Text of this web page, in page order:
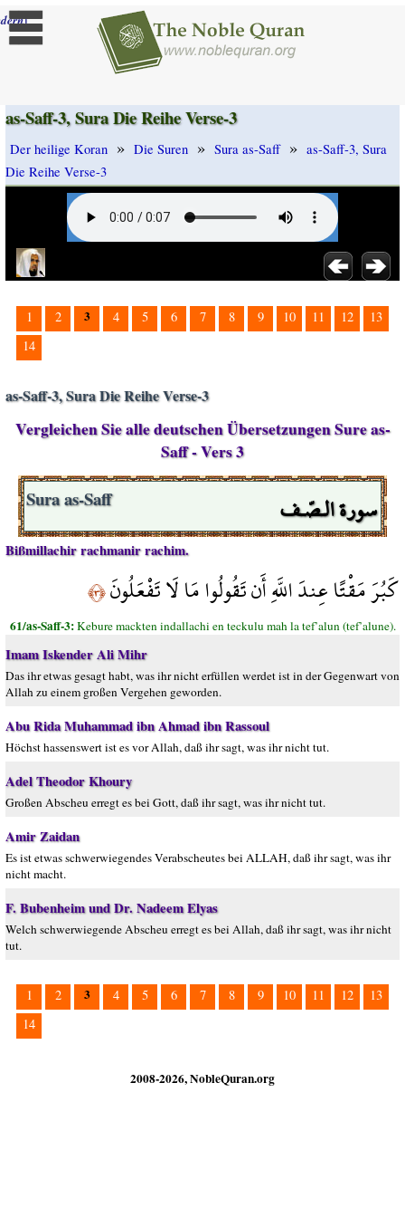
]
as-Saff-3, Sura Die Reihe Verse-3
Der heilige Koran » Die Suren » Sura as-Saff » as-Saff-3, Sura
Die Reihe Verse-3
1 2 3 4 5 6 7 8 9 10 11 12
13
14
as-Saff-3, Sura Die Reihe Verse-3
Vergleichen Sie alle deutschen Übersetzungen Sure as-
Saff - Vers 3
سورة الـصّـف Sura as-Saff
Bißmillachir rachmanir rachim.
كَبُرَ مَقْتًا عِندَ اللَّهِ أَن تَقُولُوا مَا لَا تَفْعَلُونَ﴿٣﴾
61/as-Saff-3:Kebure mackten indallachi en teckulu mah la tef’alun (tef’alune).
Imam Iskender Ali Mihr
Das ihr etwas gesagt habt, was ihr nicht erfüllen werdet ist in der Gegenwart von
Allah zu einem großen Vergehen geworden.
Abu Rida Muhammad ibn Ahmad ibn Rassoul
Höchst hassenswert ist es vor Allah, daß ihr sagt, was ihr nicht tut.
Adel Theodor Khoury
Großen Abscheu erregt es bei Gott, daß ihr sagt, was ihr nicht tut.
Amir Zaidan
Es ist etwas schwerwiegendes Verabscheutes bei ALLAH, daß ihr sagt, was ihr
nicht macht.
F. Bubenheim und Dr. Nadeem Elyas
Welch schwerwiegende Abscheu erregt es bei Allah, daß ihr sagt, was ihr nicht
tut.
1 2 3 4 5 6 7 8 9 10 11 12
13
14
2008-2026, NobleQuran.org